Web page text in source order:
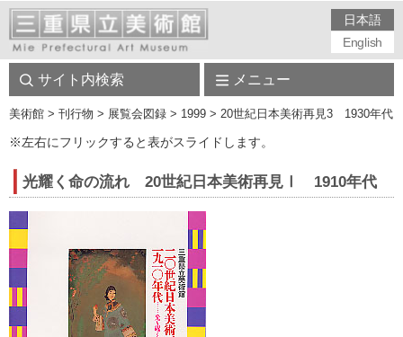
日本語
English
サイト内検索 メニュー
美術館 > 刊行物 > 展覧会図録 > 1999 > 20世紀日本美術再見3 1930年
※左右にフリックすると表がスライドします。
光耀く命の流れ 20世紀日本美術再見Ⅰ 1910年代